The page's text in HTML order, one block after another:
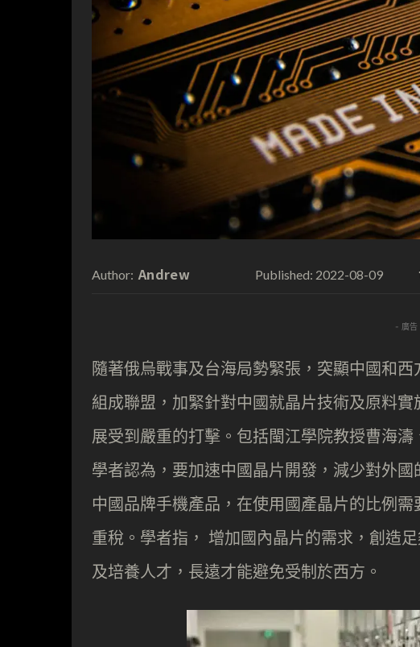
Author: Andrew Published: 2022-08-09
- 廣告
隨著俄烏戰事及台海局勢緊張，突顯中國和
組成聯盟，加緊針對中國就晶片技術及原料
展受到嚴重的打擊。包括閩江學院教授曹海
學者認為，要加速中國晶片開發，減少對外
中國品牌手機產品，在使用國產晶片的比例
重稅。學者指， 增加國內晶片的需求，創造
及培養人才，長遠才能避免受制於西方。